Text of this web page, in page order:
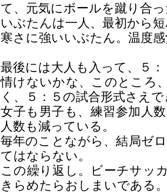
て、元気にボールを蹴り合
いぶたんは一人、最初から
寒さに強いいぶたん。温度
最後には大人も入って、５
情けないかな、このところ
く、５：５の試合形式さえ
女子も男子も、練習参加人
人数も減っている。
毎年のことながら、結局ゼ
てはならない。
この繰り返し。ビーチサッ
きらめたらおしまいである